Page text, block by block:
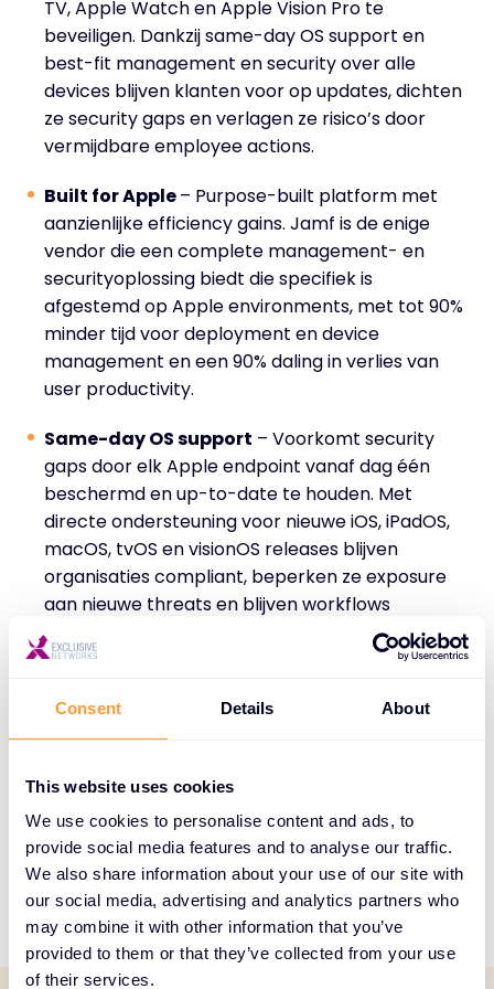
Consent Details About
This website uses cookies
We use cookies to personalise content and ads, to
provide social media features and to analyse our traffic.
We also share information about your use of our site with
our social media, advertising and analytics partners who
may combine it with other information that you’ve
provided to them or that they’ve collected from your use
of their services.
TV, Apple Watch en Apple Vision Pro te
beveiligen. Dankzij same-day OS support en
best-fit management en security over alle
devices blijven klanten voor op updates, dichten
ze security gaps en verlagen ze risico’s door
vermijdbare employee actions.
Built for Apple– Purpose-built platform met
aanzienlijke efficiency gains. Jamf is de enige
vendor die een complete management- en
securityoplossing biedt die specifiek is
afgestemd op Apple environments, met tot 90%
minder tijd voor deployment en device
management en een 90% daling in verlies van
user productivity.
Same-day OS support – Voorkomt security
gaps door elk Apple endpoint vanaf dag één
beschermd en up-to-date te houden. Met
directe ondersteuning voor nieuwe iOS, iPadOS,
macOS, tvOS en visionOS releases blijven
organisaties compliant, beperken ze exposure
aan nieuwe threats en blijven workflows
ongestoord draaien.
protection die op de achtergrond werkt zonder
workflows te verstoren. Jamf behoudt de
security en management controls worden
afgedwongen, zodat gebruikers productief
blijven zonder extra frictie.